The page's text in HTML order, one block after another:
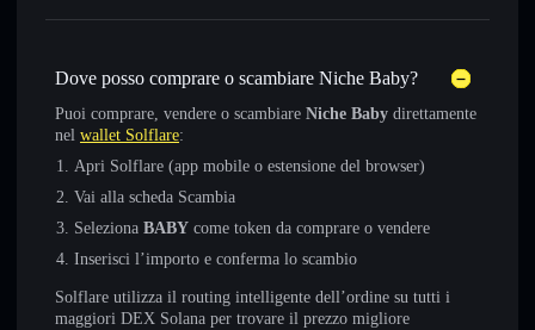
Dove posso comprare o scambiare Niche Baby?
Puoi comprare, vendere o scambiare Niche Baby direttamente
nel wallet Solflare:
Apri Solflare (app mobile o estensione del browser)
Vai alla scheda Scambia
Seleziona BABY come token da comprare o vendere
Inserisci l’importo e conferma lo scambio
Solflare utilizza il routing intelligente dell’ordine su tutti i
maggiori DEX Solana per trovare il prezzo migliore